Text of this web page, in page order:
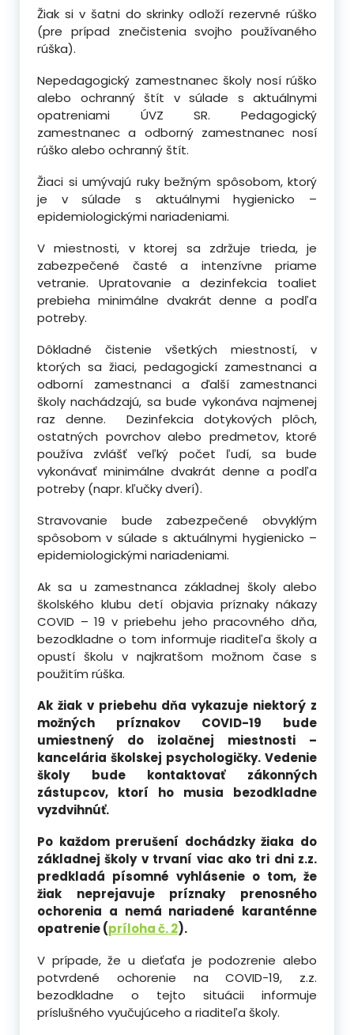
Žiak si v šatni do skrinky odloží rezervné rúško
(pre prípad znečistenia svojho používaného
rúška).
Nepedagogický zamestnanec školy nosí rúško
alebo ochranný štít v súlade s aktuálnymi
opatreniami ÚVZ SR. Pedagogický
zamestnanec a odborný zamestnanec nosí
rúško alebo ochranný štít.
Žiaci si umývajú ruky bežným spôsobom, ktorý
je v súlade s aktuálnymi hygienicko –
epidemiologickými nariadeniami.
V miestnosti, v ktorej sa zdržuje trieda, je
zabezpečené časté a intenzívne priame
vetranie. Upratovanie a dezinfekcia toaliet
prebieha minimálne dvakrát denne a podľa
potreby.
Dôkladné čistenie všetkých miestností, v
ktorých sa žiaci, pedagogickí zamestnanci a
odborní zamestnanci a ďalší zamestnanci
školy nachádzajú, sa bude vykonáva najmenej
raz denne. Dezinfekcia dotykových plôch,
ostatných povrchov alebo predmetov, ktoré
používa zvlášť veľký počet ľudí, sa bude
vykonávať minimálne dvakrát denne a podľa
potreby (napr. kľučky dverí).
Stravovanie bude zabezpečené obvyklým
spôsobom v súlade s aktuálnymi hygienicko –
epidemiologickými nariadeniami.
Ak sa u zamestnanca základnej školy alebo
školského klubu detí objavia príznaky nákazy
COVID – 19 v priebehu jeho pracovného dňa,
bezodkladne o tom informuje riaditeľa školy a
opustí školu v najkratšom možnom čase s
použitím rúška.
Ak žiak v priebehu dňa vykazuje niektorý z
možných príznakov COVID-19 bude
umiestnený do izolačnej miestnosti –
kancelária školskej psychologičky. Vedenie
školy bude kontaktovať zákonných
zástupcov, ktorí ho musia bezodkladne
vyzdvihnúť.
Po každom prerušení dochádzky žiaka do
základnej školy v trvaní viac ako tri dni z.z.
predkladá písomné vyhlásenie o tom, že
žiak neprejavuje príznaky prenosného
ochorenia a nemá nariadené karanténne
opatrenie (príloha č. 2).
V prípade, že u dieťaťa je podozrenie alebo
potvrdené ochorenie na COVID-19, z.z.
bezodkladne o tejto situácii informuje
príslušného vyučujúceho a riaditeľa školy.